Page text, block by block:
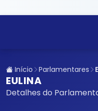
Início Parlamentares
EULINA
Detalhes do